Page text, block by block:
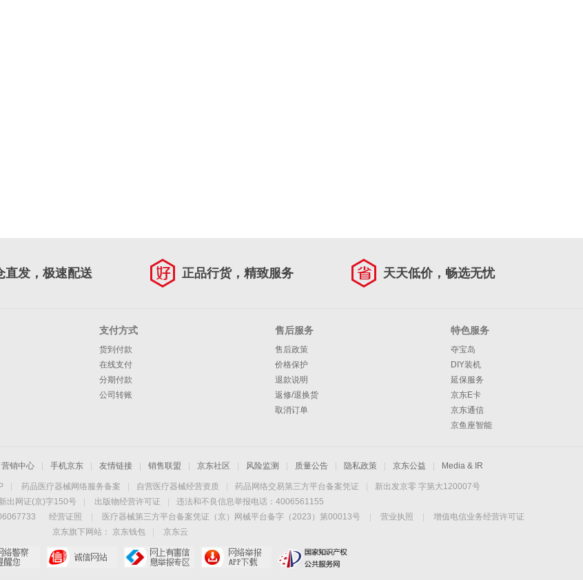
直发，极速配送 正品行货，精致服务 天天低价，畅选无忧
支付方式
货到付款
在线支付
分期付款
公司转账
售后服务
售后政策
价格保护
退款说明
返修/退换货
取消订单
特色服务
夺宝岛
DIY装机
延保服务
京东E卡
京东通信
京鱼座智能
营销中心 手机京东 友情链接 销售联盟 京东社区 风险监测 质量公告 隐私政策 京东公益 Media & IR
药品医疗器械网络服务备案 自营医疗器械经营资质 药品网络交易第三方平台备案凭证
新出发京零 字第大120007号
出网证(京)字150号
出版物经营许可证
违法和不良信息举报电话：4006561155
经营证照 医疗器械第三方平台备案凭证（京）网械平台备字（2023）第00013号 营业执照
增值电信业务经营许可证
京东旗下网站：
京东钱包
京东云